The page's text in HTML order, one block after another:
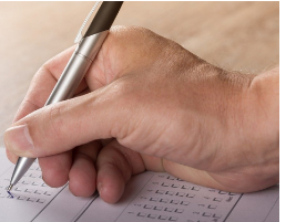
之家，讓兒少機構的日常生活能不
激在這樣的局勢下，企業還是能伸